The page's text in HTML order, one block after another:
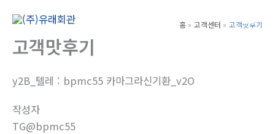
Main
홈 고객센터 고객맛후기
고객맛후기
y2B_텔레 : bpmc55 카마그라신기환_v2O
작성자
TG@bpmc55